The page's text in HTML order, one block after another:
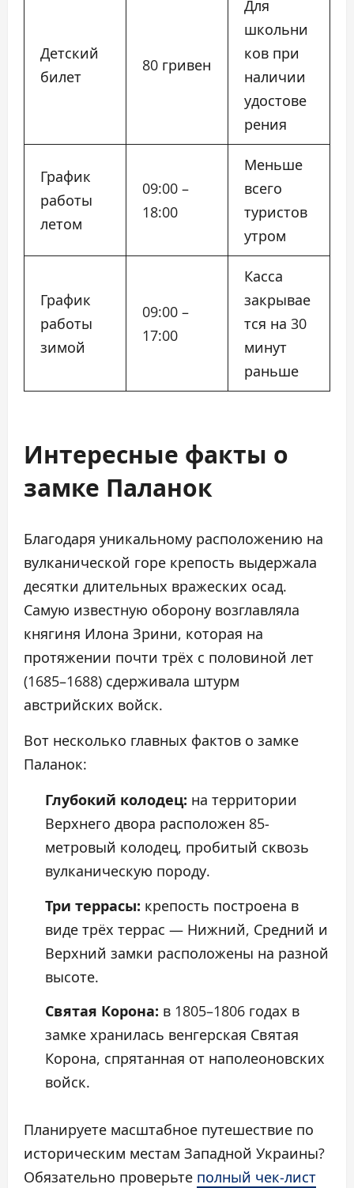
Детский
билет
80 гривен
Для
школьни
ков при
наличии
удостове
рения
График
работы
летом
09:00 –
18:00
Меньше
всего
туристов
утром
График
работы
зимой
09:00 –
17:00
Касса
закрывае
тся на 30
минут
раньше
Интересные факты о
замке Паланок
Благодаря уникальному расположению на
вулканической горе крепость выдержала
десятки длительных вражеских осад.
Самую известную оборону возглавляла
княгиня Илона Зрини, которая на
протяжении почти трёх с половиной лет
(1685–1688) сдерживала штурм
австрийских войск.
Вот несколько главных фактов о замке
Паланок:
Глубокий колодец: на территории
Верхнего двора расположен 85-
метровый колодец, пробитый сквозь
вулканическую породу.
Три террасы: крепость построена в
виде трёх террас — Нижний, Средний и
Верхний замки расположены на разной
высоте.
Святая Корона: в 1805–1806 годах в
замке хранилась венгерская Святая
Корона, спрятанная от наполеоновских
войск.
Планируете масштабное путешествие по
историческим местам Западной Украины?
Обязательно проверьте полный чек-лист